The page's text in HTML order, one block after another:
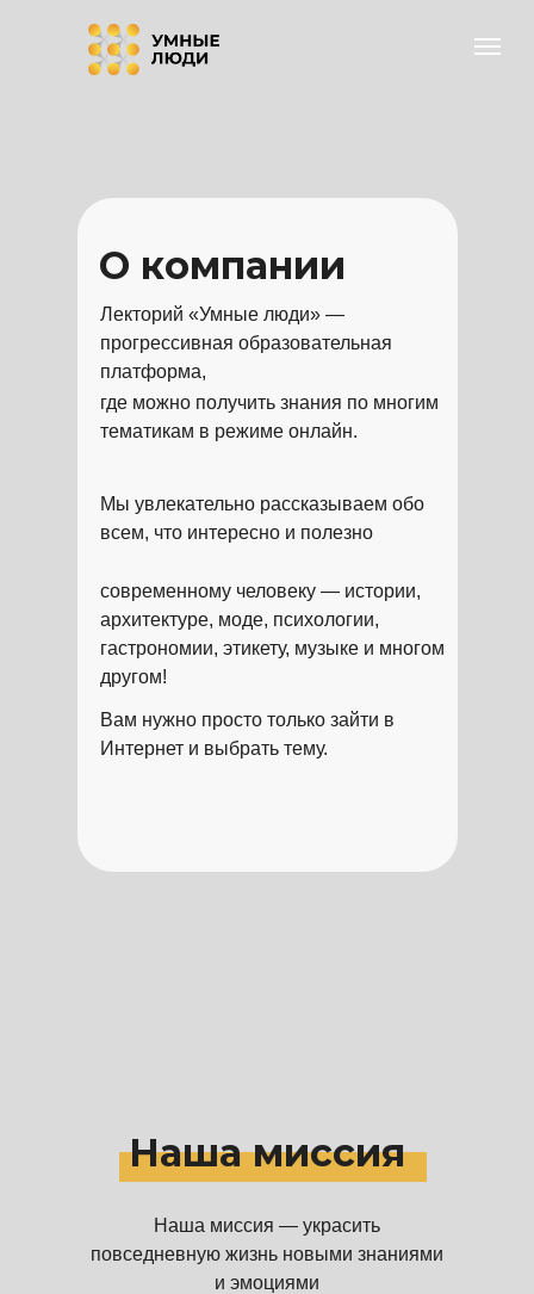
О компании
Лекторий «Умные люди» —
прогрессивная образовательная
платформа,
Вам нужно просто только зайти в
Интернет и выбрать тему.
где можно получить знания по многим
тематикам в режиме онлайн.
Мы увлекательно рассказываем обо
всем, что интересно и полезно
современному человеку — истории,
архитектуре, моде, психологии,
гастрономии, этикету, музыке и многом
другом!
Наша миссия
Наша миссия — украсить
повседневную жизнь новыми знаниями
и эмоциями